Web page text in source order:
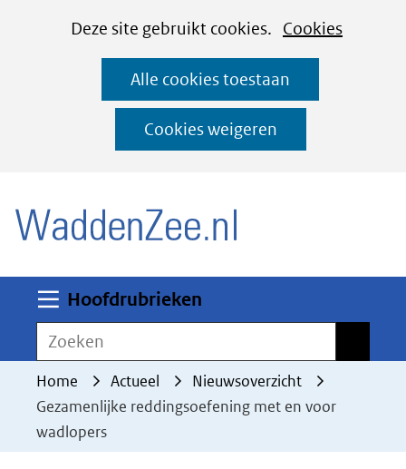
CookiesDeze site gebruikt cookies. Cookies
deze
worden
toegestaan
geweigerd.
Alle cookies toestaan
Cookies weigeren
Ga
naar
de
inhoud
Hoofdrubrieken
Zoeken
Home Actueel
Nieuwsoverzicht
Gezamenlijke reddingsoefening met en voor
wadlopers